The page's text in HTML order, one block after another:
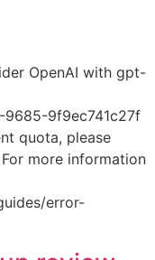
OpenAI with gpt-
9685-9f9ec741c27f
quota, please
more information
error-